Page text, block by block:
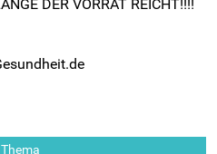
DER VORRAT REICHT!!!!